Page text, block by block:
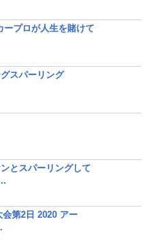
ープロが人生を賭けて
スパーリング
とスパーリングして
会第2日 2020 アー